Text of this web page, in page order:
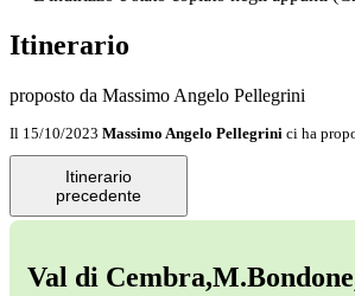
Itinerario
proposto da Massimo Angelo Pellegrini
Il 15/10/2023 Massimo Angelo Pellegrini ci ha
Itinerario
precedente
Val di